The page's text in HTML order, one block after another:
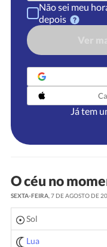
Não sei meu
depois
Já tem
O céu no
SEXTA-FEIRA, 7 DE AGOSTO DE
Sol
Lua